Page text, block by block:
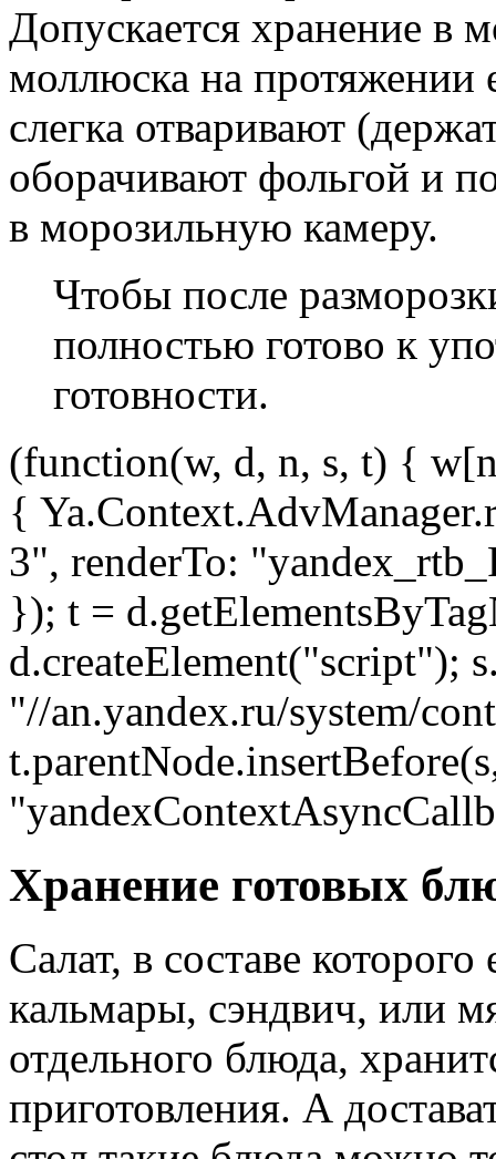
Допускается хранение в
моллюска на протяжении
слегка отваривают
оборачивают фольгой и
в морозильную камеру.
Чтобы после
полностью готово к
готовности.
(function(w, d, n, s, t) {
{
3", renderTo:
}); t =
d.createElement("script");
"//an.yandex.ru/system/
Хранение готовых
Салат, в составе
кальмары, сэндвич, или
отдельного блюда,
приготовления. А